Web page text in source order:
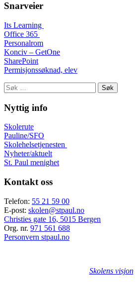
Snarveier
Its Learning
Office 365
Personalrom
Konciv – GetOne
SharePoint
Permisjonssøknad, elev
Søk
etter:
Nyttig info
Skolerute
Pauline/SFO
Skolehelsetjenesten
Nyheter/aktuelt
St. Paul menighet
Kontakt oss
Telefon: 55 21 59 00
E-post: skolen@stpaul.no
Christies gate 16, 5015 Bergen
Org. nr. 971 561 688
Personvern stpaul.no
Skolens visjon